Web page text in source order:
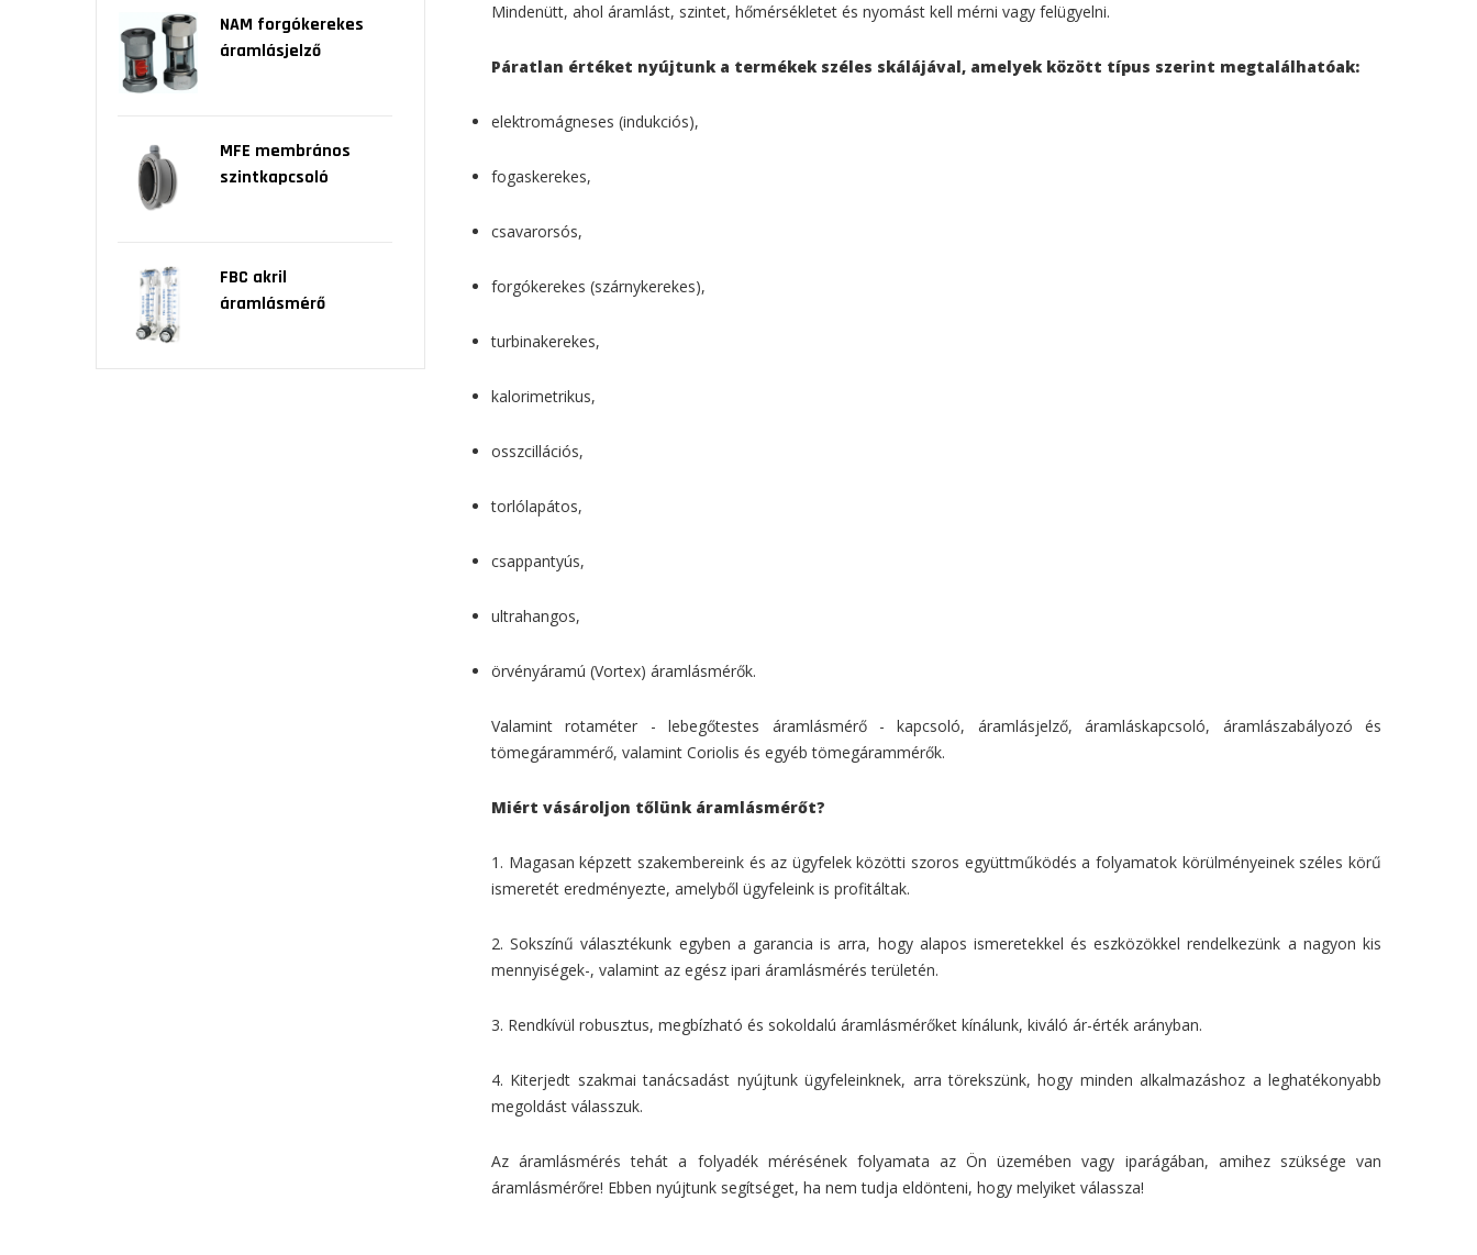
Mindenütt, ahol áramlást, szintet, hőmérsékletet és nyomást kell mérni vagy felügyelni.
Páratlan értéket nyújtunk a termékek széles skálájával, amelyek között típus szerint megtalálhatóak:
elektromágneses (indukciós),
fogaskerekes,
csavarorsós,
forgókerekes (szárnykerekes),
turbinakerekes,
kalorimetrikus,
osszcillációs,
torlólapátos,
csappantyús,
ultrahangos,
örvényáramú (Vortex) áramlásmérők.
Valamint rotaméter - lebegőtestes áramlásmérő - kapcsoló, áramlásjelző, áramláskapcsoló, áramlászabályozó és
tömegárammérő, valamint Coriolis és egyéb tömegárammérők.
Miért vásároljon tőlünk áramlásmérőt?
1. Magasan képzett szakembereink és az ügyfelek közötti szoros együttműködés a folyamatok körülményeinek széles körű
ismeretét eredményezte, amelyből ügyfeleink is profitáltak.
2. Sokszínű választékunk egyben a garancia is arra, hogy alapos ismeretekkel és eszközökkel rendelkezünk a nagyon kis
mennyiségek-, valamint az egész ipari áramlásmérés területén.
3. Rendkívül robusztus, megbízható és sokoldalú áramlásmérőket kínálunk, kiváló ár-érték arányban.
4. Kiterjedt szakmai tanácsadást nyújtunk ügyfeleinknek, arra törekszünk, hogy minden alkalmazáshoz a leghatékonyabb
megoldást válasszuk.
Az áramlásmérés tehát a folyadék mérésének folyamata az Ön üzemében vagy iparágában, amihez szüksége van
áramlásmérőre! Ebben nyújtunk segítséget, ha nem tudja eldönteni, hogy melyiket válassza!
NAM forgókerekes
áramlásjelző
MFE membrános
szintkapcsoló
FBC akril
áramlásmérő